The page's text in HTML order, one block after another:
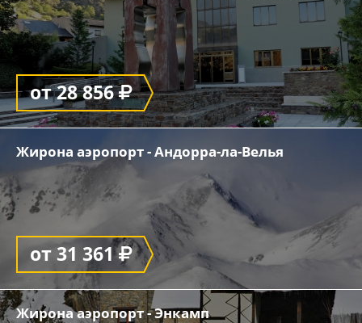
от 28 856
Жирона аэропорт - Андорра-ла-Велья
от 31 361
Жирона аэропорт - Энкамп